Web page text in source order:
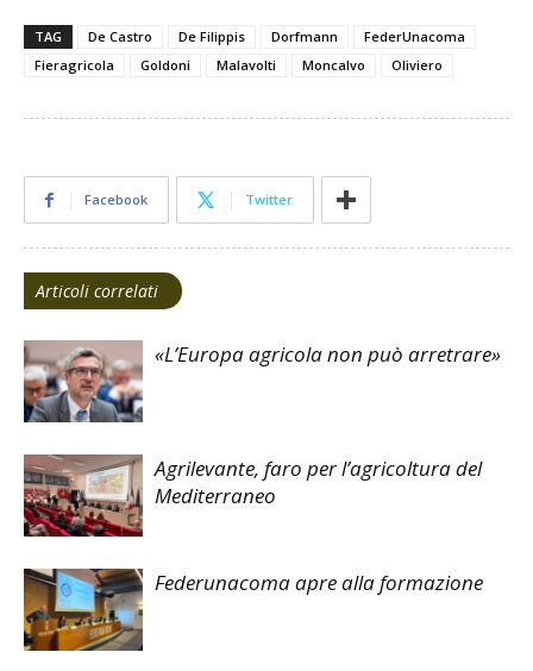
TAG De Castro De Filippis Dorfmann
FederUnacoma
Fieragricola
Goldoni Malavolti Moncalvo Oliviero
Facebook Twitter
Articoli correlati
«L’Europa agricola non può arretrare»
Agrilevante, faro per l’agricoltura del
Mediterraneo
Federunacoma apre alla formazione